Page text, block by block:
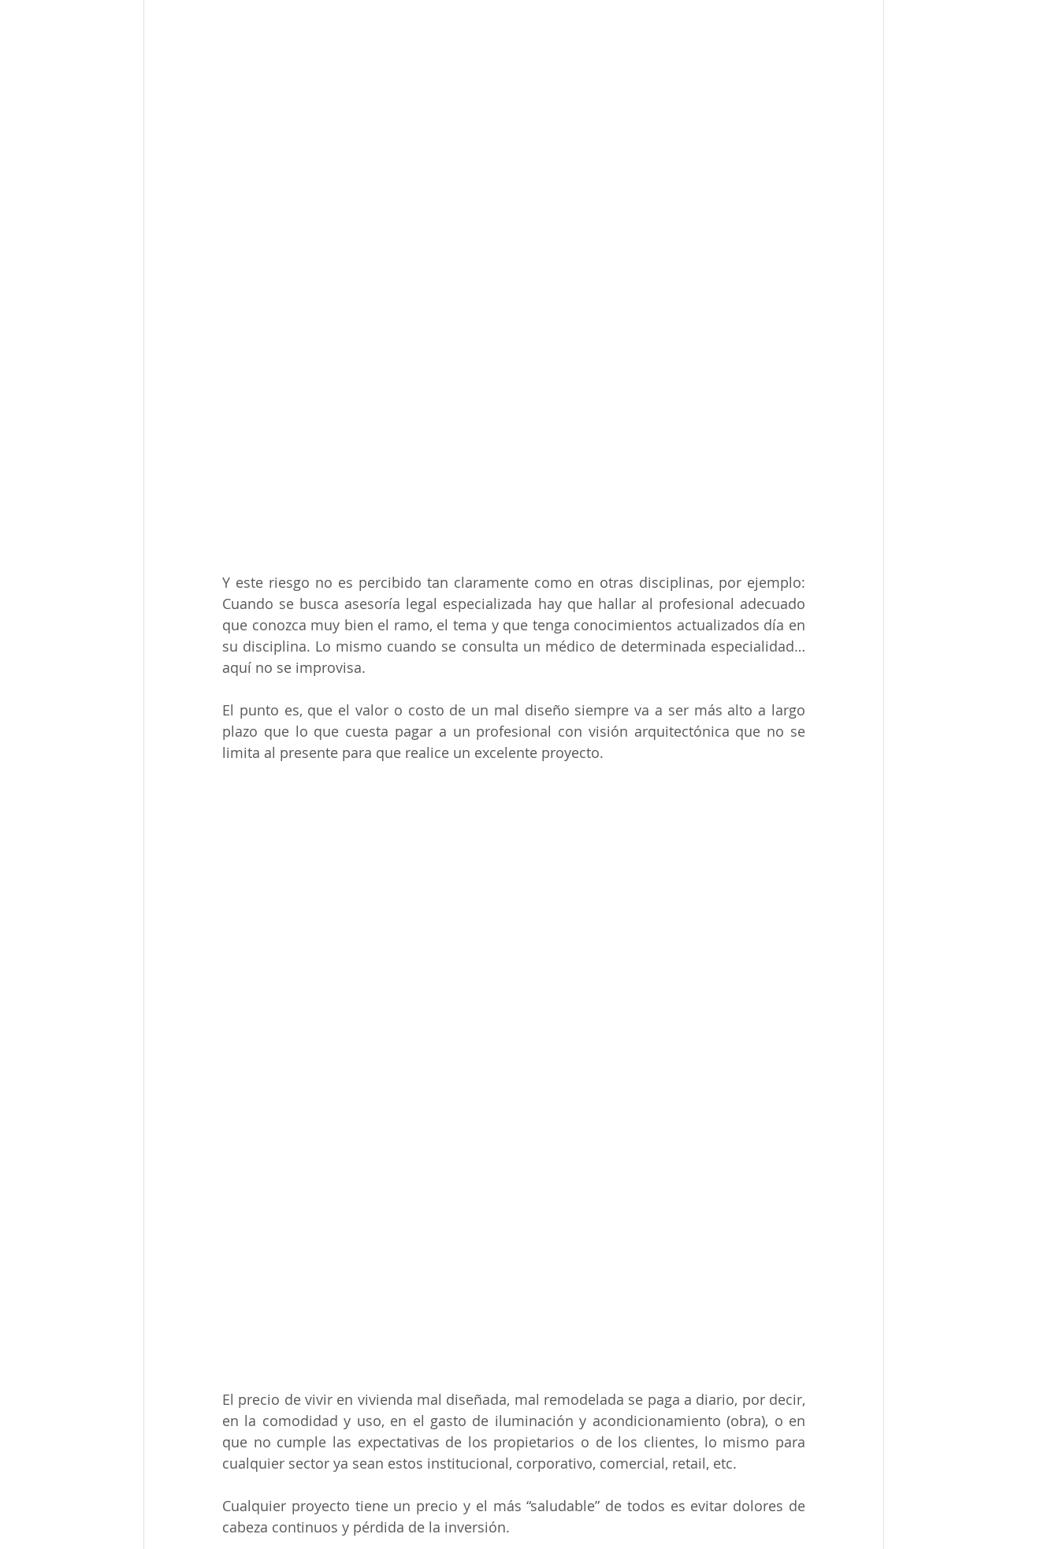
Y este riesgo no es percibido tan claramente como en otras disciplinas, por ejemplo:
Cuando se busca asesoría legal especializada hay que hallar al profesional adecuado
que conozca muy bien el ramo, el tema y que tenga conocimientos actualizados día en
su disciplina. Lo mismo cuando se consulta un médico de determinada especialidad…
aquí no se improvisa.
El punto es, que el valor o costo de un mal diseño siempre va a ser más alto a largo
plazo que lo que cuesta pagar a un profesional con visión arquitectónica que no se
limita al presente para que realice un excelente proyecto.
El precio de vivir en vivienda mal diseñada, mal remodelada se paga a diario, por decir,
en la comodidad y uso, en el gasto de iluminación y acondicionamiento (obra), o en
que no cumple las expectativas de los propietarios o de los clientes, lo mismo para
cualquier sector ya sean estos institucional, corporativo, comercial, retail, etc.
Cualquier proyecto tiene un precio y el más “saludable” de todos es evitar dolores de
cabeza continuos y pérdida de la inversión.